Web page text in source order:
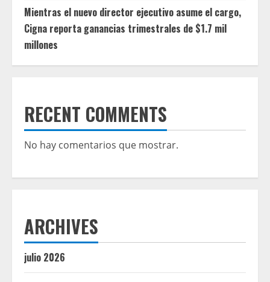
Mientras el nuevo director ejecutivo asume el cargo,
Cigna reporta ganancias trimestrales de $1.7 mil
millones
RECENT COMMENTS
No hay comentarios que mostrar.
ARCHIVES
julio 2026